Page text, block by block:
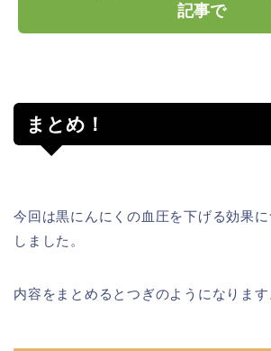
記事で
まとめ！
今回は黒にんにくの血圧を下げる効果
しました。
内容をまとめるとつぎのようになります